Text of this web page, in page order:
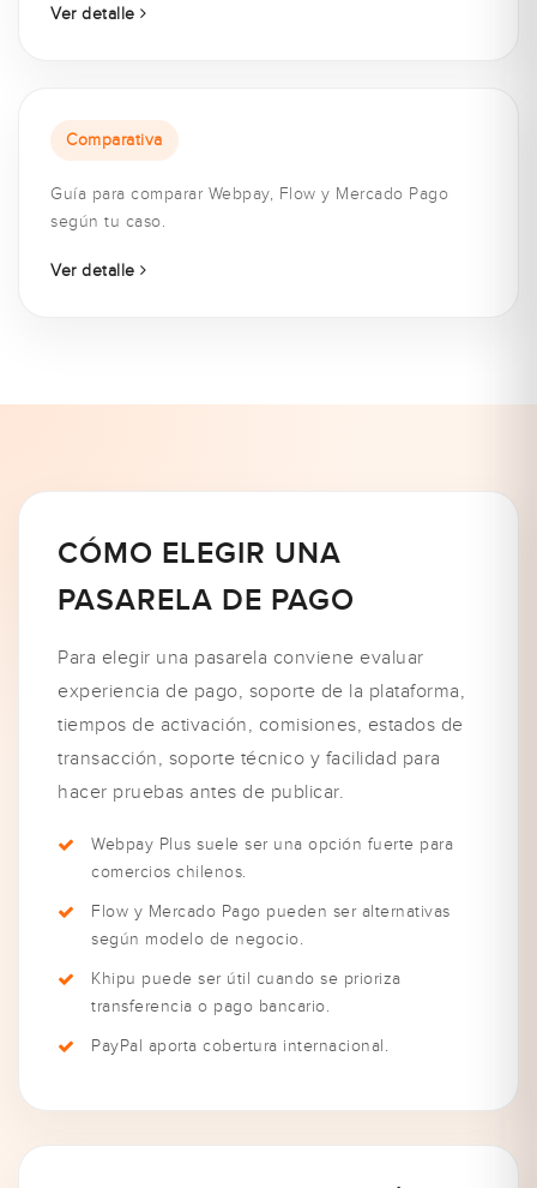
Ver detalle
Comparativa
Guía para comparar Webpay, Flow y Mercado Pago
según tu caso.
Ver detalle
CÓMO ELEGIR UNA
PASARELA DE PAGO
Para elegir una pasarela conviene evaluar
experiencia de pago, soporte de la plataforma,
tiempos de activación, comisiones, estados de
transacción, soporte técnico y facilidad para
hacer pruebas antes de publicar.
Webpay Plus suele ser una opción fuerte para
comercios chilenos.
Flow y Mercado Pago pueden ser alternativas
según modelo de negocio.
Khipu puede ser útil cuando se prioriza
transferencia o pago bancario.
PayPal aporta cobertura internacional.